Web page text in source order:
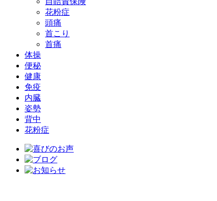
花粉症
頭痛
首こり
首痛
体操
便秘
健康
免疫
内臓
姿勢
背中
花粉症